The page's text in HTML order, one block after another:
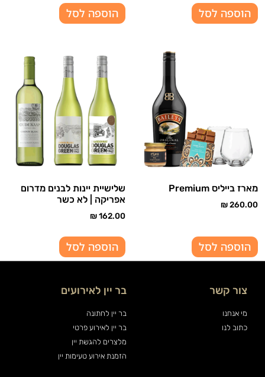
הוספה לסל הוספה לסל
מארז בייליס Premium
₪260.00
הוספה לסל
שלישיית יינות לבנים מדרום
אפריקה | לא כשר
₪162.00
הוספה לסל
צור קשר
מי אנחנו
כתוב לנו
בר יין לאירועים
בר יין לחתונה
בר יין לאירוע פרטי
מלצרים להגשת יין
הזמנת אירוע טעימות יין